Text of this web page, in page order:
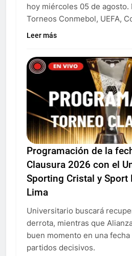
hoy miércoles 05 de agosto.
Torneos Conmebol, UEFA,
Leer más
Programación de la
Clausura 2026 con el
Sporting Cristal y Sport
Lima
Universitario buscará
derrota, mientras que
buen momento en una fecha
partidos decisivos.